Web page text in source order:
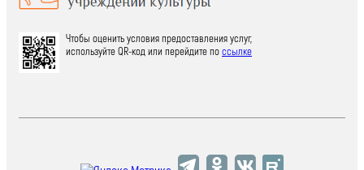
Чтобы оценить условия предоставления услуг,
используйте QR-код или перейдите поссылке